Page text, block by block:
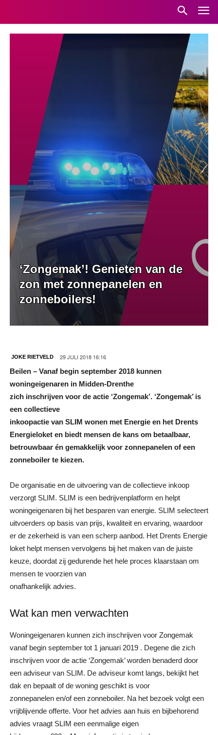
‘Zongemak’! Genieten van de
zon met zonnepanelen en
zonneboilers!
JOKE RIETVELD 29 JULI 2018 16:16
Beilen – Vanaf begin september 2018 kunnen
woningeigenaren in Midden-Drenthe
zich inschrijven voor de actie ‘Zongemak’. ‘Zongemak’ is
een collectieve
inkoopactie van SLIM wonen met Energie en het Drents
Energieloket en biedt mensen de kans om betaalbaar,
betrouwbaar én gemakkelijk voor zonnepanelen of een
zonneboiler te kiezen.
De organisatie en de uitvoering van de collectieve inkoop
verzorgt SLIM. SLIM is een bedrijvenplatform en helpt
woningeigenaren bij het besparen van energie. SLIM selecteert
uitvoerders op basis van prijs, kwaliteit en ervaring, waardoor
er de zekerheid is van een scherp aanbod. Het Drents Energie
loket helpt mensen vervolgens bij het maken van de juiste
keuze, doordat zij gedurende het hele proces klaarstaan om
mensen te voorzien van
onafhankelijk advies.
Wat kan men verwachten
Woningeigenaren kunnen zich inschrijven voor Zongemak
vanaf begin september tot 1 januari 2019 . Degene die zich
inschrijven voor de actie ‘Zongemak’ worden benaderd door
een adviseur van SLIM. De adviseur komt langs, bekijkt het
dak en bepaalt of de woning geschikt is voor
zonnepanelen en/of een zonneboiler. Na het bezoek volgt een
vrijblijvende offerte. Voor het advies aan huis en bijbehorend
advies vraagt SLIM een eenmalige eigen